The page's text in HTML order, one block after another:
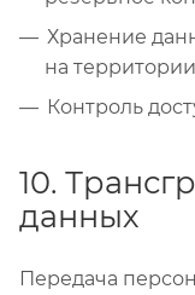
Хранение
на
Контроль
10.
данных
Передача